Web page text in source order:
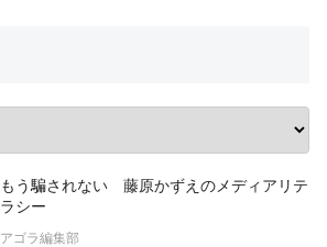
もう騙されない 藤原かずえのメディアリテ
ラシー
アゴラ編集部